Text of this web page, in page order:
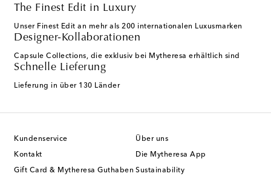
The Finest Edit in Luxury
Unser Finest Edit an mehr als 200 internationalen Luxusmarken
Designer-Kollaborationen
Capsule Collections, die exklusiv bei Mytheresa erhältlich sind
Schnelle Lieferung
Lieferung in über 130 Länder
Kundenservice
Kontakt
Gift Card & Mytheresa Guthaben
Über uns
Die Mytheresa App
Sustainability